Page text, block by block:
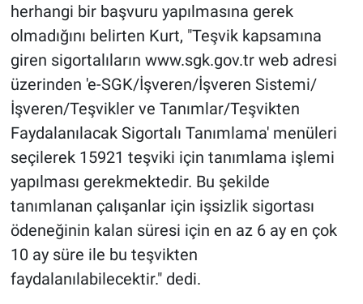
herhangi bir başvuru yapılmasına gerek
olmadığını belirten Kurt, "Teşvik kapsamına
giren sigortalıların www.sgk.gov.tr web adresi
üzerinden 'e-SGK/İşveren/İşveren Sistemi/
İşveren/Teşvikler ve Tanımlar/Teşvikten
Faydalanılacak Sigortalı Tanımlama' menüleri
seçilerek 15921 teşviki için tanımlama işlemi
yapılması gerekmektedir. Bu şekilde
tanımlanan çalışanlar için işsizlik sigortası
ödeneğinin kalan süresi için en az 6 ay en çok
10 ay süre ile bu teşvikten
faydalanılabilecektir." dedi.